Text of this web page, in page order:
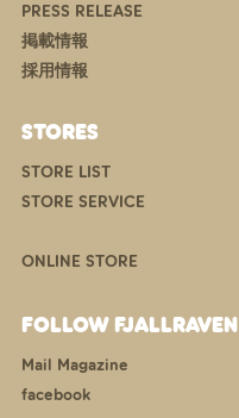
PRESS RELEASE
掲載情報
採用情報
STORES
STORE LIST
STORE SERVICE
ONLINE STORE
FOLLOW FJALLRAVEN
Mail Magazine
facebook